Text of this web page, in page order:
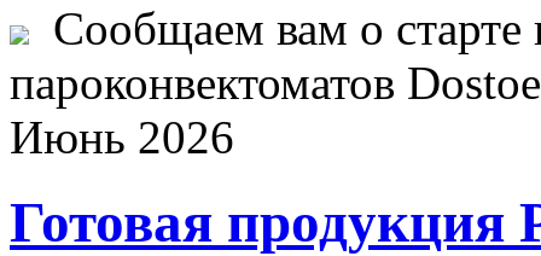
Сообщаем вам о старте
пароконвектоматов
Июнь 2026
Готовая продукция